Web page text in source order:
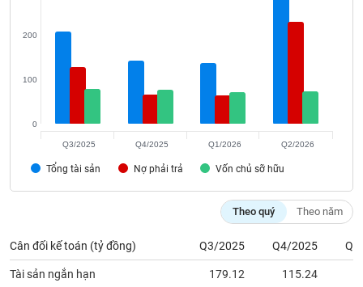
Tổng tài sản Nợ phải trả Vốn chủ sỡ hữu
0
100
200
Q3/2025 Q4/2025 Q1/2026 Q2/2026
Theo quý Theo năm
Cân đối kế toán (tỷ đồng) Q3/2025 Q4/2025
Tài sản ngắn hạn 179.12 115.24
chính
Công
cụ